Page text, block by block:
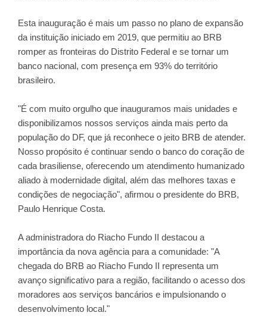
Esta inauguração é mais um passo no plano de expansão
da instituição iniciado em 2019, que permitiu ao BRB
romper as fronteiras do Distrito Federal e se tornar um
banco nacional, com presença em 93% do território
brasileiro.
"É com muito orgulho que inauguramos mais unidades e
disponibilizamos nossos serviços ainda mais perto da
população do DF, que já reconhece o jeito BRB de atender.
Nosso propósito é continuar sendo o banco do coração de
cada brasiliense, oferecendo um atendimento humanizado
aliado à modernidade digital, além das melhores taxas e
condições de negociação", afirmou o presidente do BRB,
Paulo Henrique Costa.
A administradora do Riacho Fundo II destacou a
importância da nova agência para a comunidade: "A
chegada do BRB ao Riacho Fundo II representa um
avanço significativo para a região, facilitando o acesso dos
moradores aos serviços bancários e impulsionando o
desenvolvimento local."